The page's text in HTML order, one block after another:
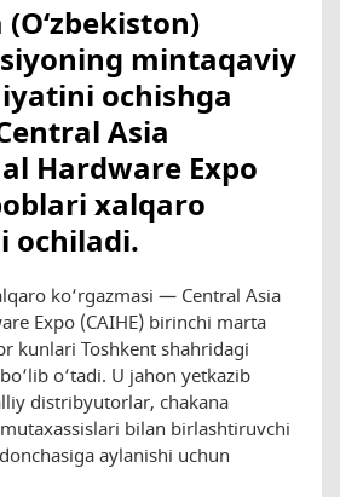
mintaqaviy
ochishga
Asia
Hardware Expo
xalqaro
ochiladi.
ko‘rgazmasi — Central Asia
Expo (CAIHE) birinchi marta
kunlari Toshkent shahridagi
o‘tadi. U jahon yetkazib
distribyutorlar, chakana
bilan birlashtiruvchi
aylanishi uchun